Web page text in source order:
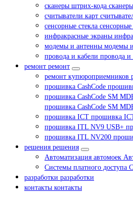
сканеры штрих-кода
считыватели карт
сенсорные стекла сенсорные
инфракрасные экраны
модемы и антенны модемы
провода и кабели провода и
ремонт ремонт
ремонт купюроприемников
прошивка CashCode
прошивка CashCode SM
прошивка CashCode SM
прошивка ICT прошивка
прошивка ITL NV9 USB+
прошивка ITL NV200
решения решения
Автоматизация автомоек
Системы платного доступа
разработки разработки
контакты контакты